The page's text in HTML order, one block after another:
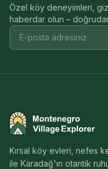
Özel köy deneyimleri,
haberdar olun –
Montenegro
Kırsal köy evleri, nefes
ile Karadağ'ın otantik